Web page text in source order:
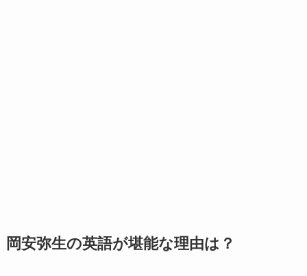
岡安弥生の英語が堪能な理由は？